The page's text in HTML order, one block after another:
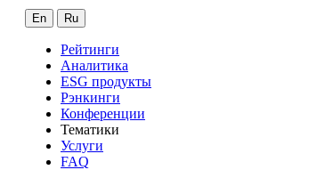
En Ru
Рейтинги
Аналитика
ESG продукты
Рэнкинги
Конференции
Тематики
Услуги
FAQ